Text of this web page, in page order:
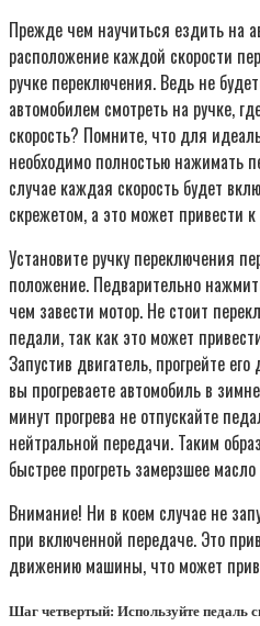
Прежде чем научиться ездить на
расположение каждой скорости
ручке переключения. Ведь не
автомобилем смотреть на ручке,
скорость? Помните, что для
необходимо полностью нажимать
случае каждая скорость будет
скрежетом, а это может привести
Установите ручку переключения
положение. Педварительно
чем завести мотор. Не стоит
педали, так как это может
Запустив двигатель, прогрейте
вы прогреваете автомобиль в
минут прогрева не отпускайте
нейтральной передачи. Таким
быстрее прогреть замерзшее масло
Внимание! Ни в коем случае не
при включенной передаче. Это
движению машины, что может
Шаг четвертый: Используйте педаль